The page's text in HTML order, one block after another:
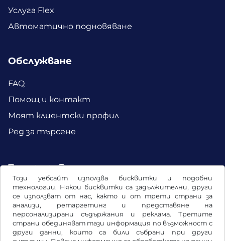
Този уебсайт използва бисквитки и подобни
технологии. Някои бисквитки са задължителни, други
се използват от нас, както и от трети страни за
анализи, ретаргетинг и представяне на
персонализирани съдържания и реклама. Третите
страни обединяват тази информация по възможност с
други данни, които са били събрани при други
Услуга Flex
Автоматично подновяване
Обслужване
FAQ
Помощ и контакт
Моят клиентски профил
Ред за търсене
Facebook Instagram